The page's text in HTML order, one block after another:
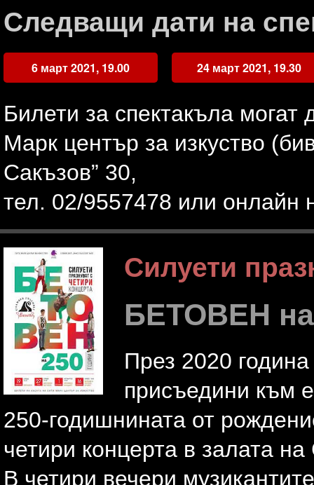
Следващи дати на
6 март 2021, 19.00 24 март 2021, 19.30
Билети за спектакъла могат
Марк център за изкуство
Сакъзов” 30,
тел. 02/9557478 или онлайн
Силуети
БЕТОВЕН на
През 2020
присъедини към
250-годишнината от
четири концерта в залата
В четири вечери